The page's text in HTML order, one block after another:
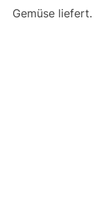
Gemüse liefert.